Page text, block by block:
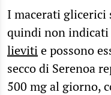
I macerati glicerici
quindi non indicati
lievitie possono
secco di Serenoa
500 mg al giorno,